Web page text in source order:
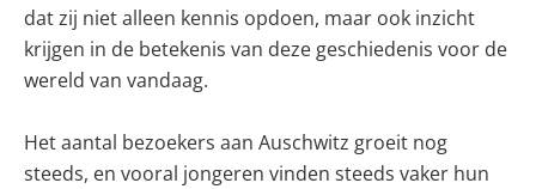
dat zij niet alleen kennis opdoen, maar ook inzicht
krijgen in de betekenis van deze geschiedenis voor de
wereld van vandaag.
Het aantal bezoekers aan Auschwitz groeit nog
steeds, en vooral jongeren vinden steeds vaker hun